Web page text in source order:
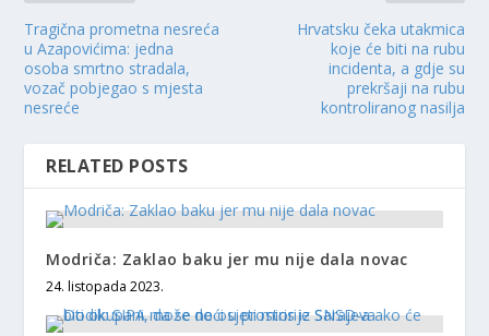
Tragična prometna nesreća
u Azapovićima: jedna
osoba smrtno stradala,
vozač pobjegao s mjesta
nesreće
Hrvatsku čeka utakmica
koje će biti na rubu
incidenta, a gdje su
prekršaji na rubu
kontroliranog nasilja
RELATED POSTS
Modriča: Zaklao baku jer mu nije dala novac
24. listopada 2023.